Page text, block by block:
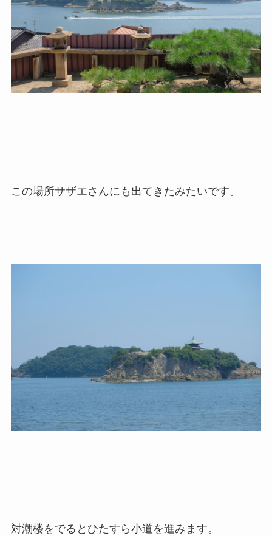
この場所サザエさんにも出てきたみたいです。
対潮楼をでるとひたすら小道を進みます。